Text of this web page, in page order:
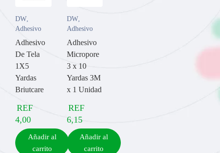
DW,
Adhesivo
Adhesivo
De Tela
1X5
Yardas
Briutcare
REF
4,00
Añadir al
carrito
DW,
Adhesivo
Adhesivo
Micropore
3 x 10
Yardas 3M
x 1 Unidad
REF
6,15
Añadir al
carrito